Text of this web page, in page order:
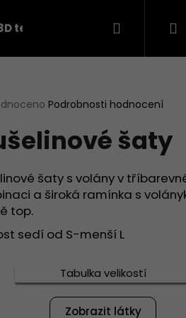
teplákovina
Podrobnosti hodnocení
šaty
šaty s volány v
a široká ramínka s
top.
sedí od S-menší L
Tabulka velikostí
Zobrazit látky